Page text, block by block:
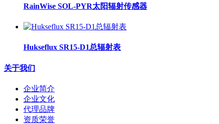
RainWise SOL-PYR太阳辐射传感器
Hukseflux SR15-D1总辐射表
关于我们
企业简介
企业文化
代理品牌
资质荣誉